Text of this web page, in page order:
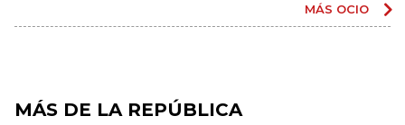
MÁS OCIO
MÁS DE LA REPÚBLICA